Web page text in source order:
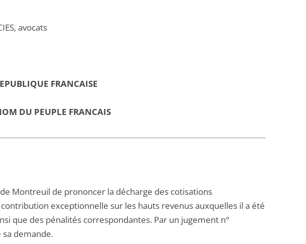
avocats
FRANCAISE
DU PEUPLE FRANCAIS
Montreuil de prononcer la décharge des cotisations
exceptionnelle sur les hauts revenus auxquelles il a été
que des pénalités correspondantes. Par un jugement n°
demande.